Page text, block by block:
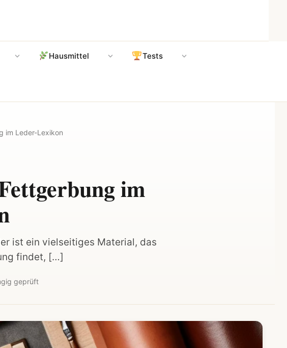
Hausmittel Tests
im Leder-Lexikon
im
ist ein vielseitiges Material, das
findet, […]
geprüft